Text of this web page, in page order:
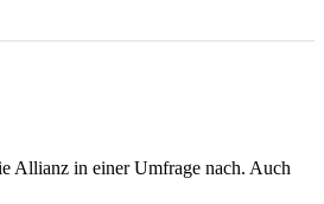
Allianz in einer Umfrage nach. Auch